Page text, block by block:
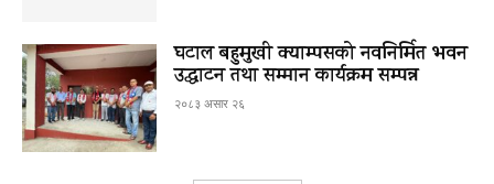
घटाल बहुमुखी क्याम्पसको नवनिर्मित भवन
उद्घाटन तथा सम्मान कार्यक्रम सम्पन्न
२०८३ असार २६